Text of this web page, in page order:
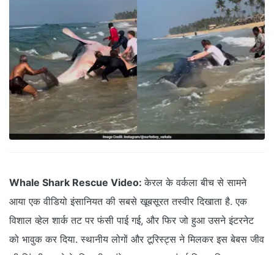
Whale Shark Rescue Video:केरल के वर्कला बीच से सामने
आया एक वीडियो इंसानियत की सबसे खूबसूरत तस्वीर दिखाता है. एक
विशाल व्हेल शार्क तट पर फंसी पाई गई, और फिर जो हुआ उसने इंटरनेट
को भावुक कर दिया. स्थानीय लोगों और टूरिस्ट्स ने मिलकर इस बेबस जीव